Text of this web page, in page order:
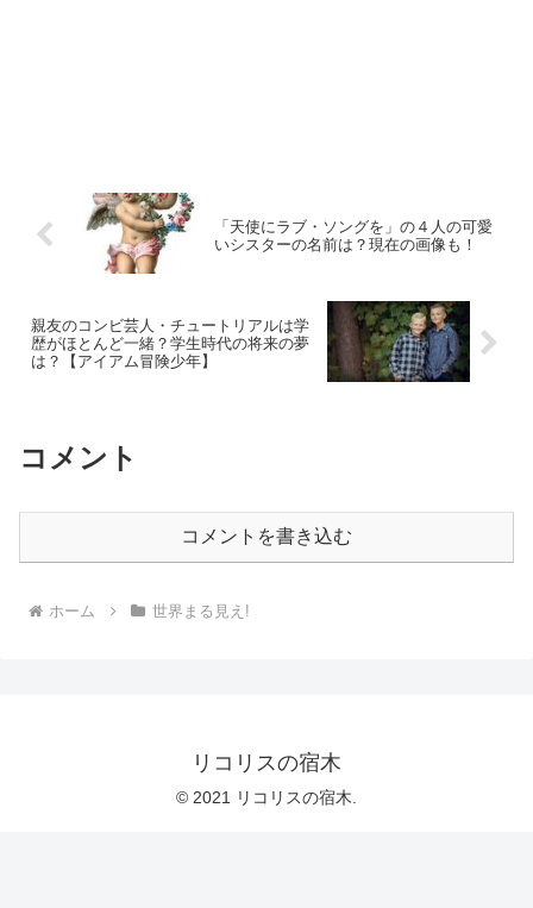
「天使にラブ・ソングを」の４人の可愛
いシスターの名前は？現在の画像も！
親友のコンビ芸人・チュートリアルは学
歴がほとんど一緒？学生時代の将来の夢
は？【アイアム冒険少年】
コメント
コメントを書き込む
ホーム 世界まる見え!
リコリスの宿木
© 2021 リコリスの宿木.